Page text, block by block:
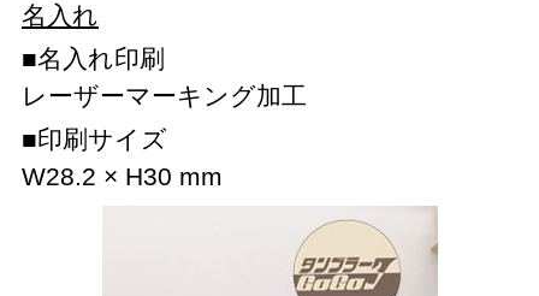
名入れ
名入れ印刷
レーザーマーキング加工
印刷サイズ
W28.2 × H30 mm